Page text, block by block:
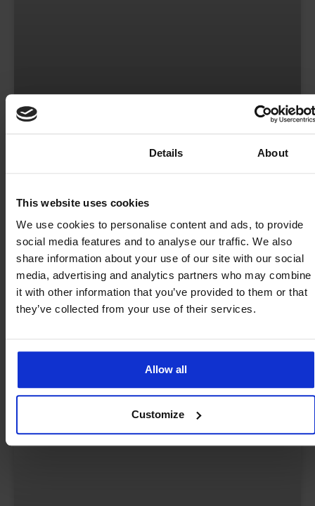
Details About
This website uses cookies
We use cookies to personalise content and ads, to provide
social media features and to analyse our traffic. We also
share information about your use of our site with our social
media, advertising and analytics partners who may combine
it with other information that you’ve provided to them or that
they’ve collected from your use of their services.
Allow all
Customize
Was ist Fixed Wireless Access? Ein
Sie haben den Mietvertrag unterschrieben. Der
Ausbau ist abgeschlossen, die Schreibtische stehen
und das Team ist bereit, am Montag einzuziehen.
Dann der
2. Juli 2026
BLOGS